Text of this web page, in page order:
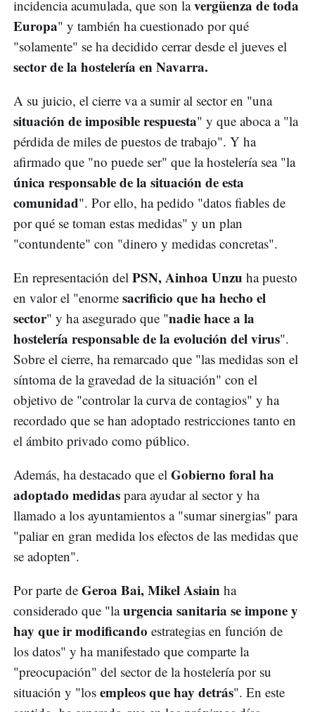
incidencia acumulada, que son lavergüenza de toda
Europa" y también ha cuestionado por qué
"solamente" se ha decidido cerrar desde el jueves el
sector de la hostelería en Navarra.
A su juicio, el cierre va a sumir al sector en "una
situación de imposible respuesta" y que aboca a "la
pérdida de miles de puestos de trabajo". Y ha
afirmado que "no puede ser" que la hostelería sea "la
única responsable de la situación de esta
comunidad". Por ello, ha pedido "datos fiables de
por qué se toman estas medidas" y un plan
"contundente" con "dinero y medidas concretas".
En representación del PSN, Ainhoa Unzu ha puesto
en valor el "enorme sacrificio que ha hecho el
sector" y ha asegurado que "nadie hace a la
hostelería responsable de la evolución del virus".
Sobre el cierre, ha remarcado que "las medidas son el
síntoma de la gravedad de la situación" con el
objetivo de "controlar la curva de contagios" y ha
recordado que se han adoptado restricciones tanto en
el ámbito privado como público.
Además, ha destacado que el Gobierno foral ha
adoptado medidas para ayudar al sector y ha
llamado a los ayuntamientos a "sumar sinergias" para
"paliar en gran medida los efectos de las medidas que
se adopten".
Por parte de Geroa Bai, Mikel Asiain ha
considerado que "laurgencia sanitaria se impone y
hay que ir modificando estrategias en función de
los datos" y ha manifestado que comparte la
"preocupación" del sector de la hostelería por su
situación y "los empleos que hay detrás". En este